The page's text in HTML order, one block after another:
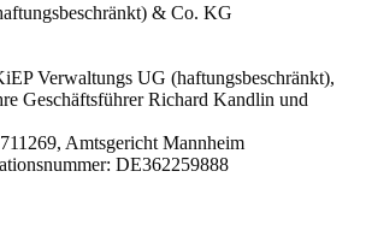
& Co. KG
Verwaltungs UG (haftungsbeschränkt),
Geschäftsführer Richard Kandlin und
Amtsgericht Mannheim
DE362259888